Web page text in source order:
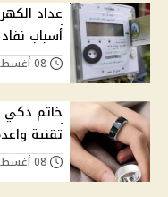
عداد
أسباب
خاتم ذكي
تقنية